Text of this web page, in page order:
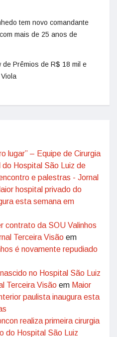
tem novo comandante
mais de 25 anos de
de Prêmios de R$ 18 mil e
lugar” – Equipe de Cirurgia
Hospital São Luiz de
e palestras - Jornal
hospital privado do
esta semana em
contrato da SOU Valinhos
Terceira Visão em
é novamente repudiado
no Hospital São Luiz
Terceira Visão em Maior
paulista inaugura esta
realiza primeira cirurgia
do Hospital São Luiz